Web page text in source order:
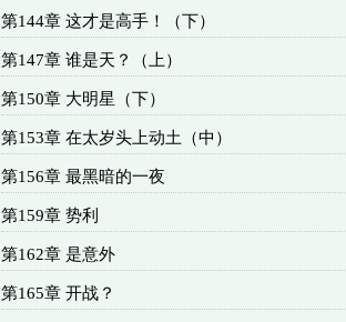
第144章 这才是高手！（下）
第147章 谁是天？（上）
第150章 大明星（下）
第153章 在太岁头上动土（中）
第156章 最黑暗的一夜
第159章 势利
第162章 是意外
第165章 开战？